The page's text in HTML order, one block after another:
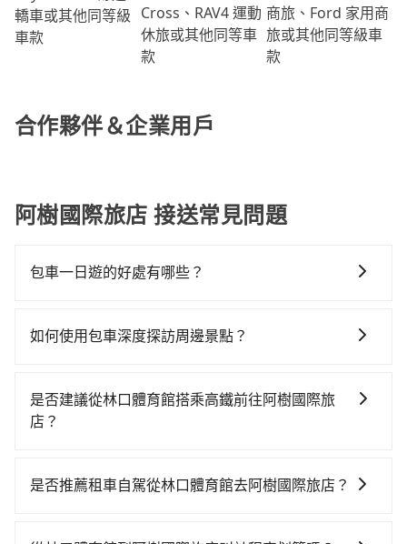
轎車或其他同等級
車款
Cross、RAV4 運動
休旅或其他同等車
款
商旅、Ford 家用商
旅或其他同等級車
款
合作夥伴＆企業用戶
阿樹國際旅店 接送常見問題
包車一日遊的好處有哪些？
願和需要來安排行程，其次，包車可以讓您更加深入地
環境中專心欣賞當地美景和文化，讓您的旅程更加輕鬆
自在。
如何使用包車深度探訪周邊景點？
的便利性和彈性，探訪更多的景點，並且可以按照自己
的節奏和時間進行遊覽。除了景點本身，還可以體驗周
找當地導遊或者向當地居民請教，了解更多的深度資訊
是否建議從林口體育館搭乘高鐵前往阿樹國際旅
店？
鐵較貴、費時、轉車麻煩！桃園-台北雖然一天最多時有
是否推薦租車自駕從林口體育館去阿樹國際旅店？